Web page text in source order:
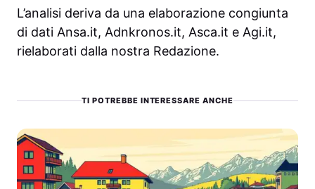
L’analisi deriva da una elaborazione congiunta
di dati Ansa.it, Adnkronos.it, Asca.it e Agi.it,
rielaborati dalla nostra Redazione.
TI POTREBBE INTERESSARE ANCHE